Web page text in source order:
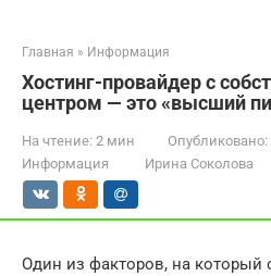
Главная » Информация
Хостинг-провайдер с
центром — это «высший
На чтение: 2 мин Опубликовано:
Информация
Ирина Соколова
Один из факторов, на который